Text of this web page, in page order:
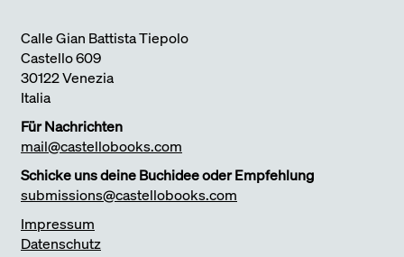
Calle Gian Battista Tiepolo
Castello 609
30122 Venezia
Italia
Für Nachrichten
mail@castellobooks.com
Schicke uns deine Buchidee oder Empfehlung
submissions@castellobooks.com
Impressum
Datenschutz